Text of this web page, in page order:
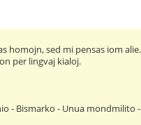
homojn, sed mi pensas iom
per lingvaj kialoj.
- Bismarko - Unua mondmilito